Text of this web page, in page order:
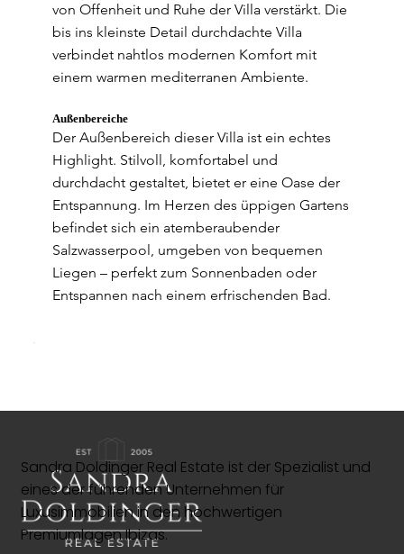
von Offenheit und Ruhe der Villa verstärkt. Die
bis ins kleinste Detail durchdachte Villa
verbindet nahtlos modernen Komfort mit
einem warmen mediterranen Ambiente.
Außenbereiche
Der Außenbereich dieser Villa ist ein echtes
Highlight. Stilvoll, komfortabel und
durchdacht gestaltet, bietet er eine Oase der
Entspannung. Im Herzen des üppigen Gartens
befindet sich ein atemberaubender
Salzwasserpool, umgeben von bequemen
Liegen – perfekt zum Sonnenbaden oder
Entspannen nach einem erfrischenden Bad.
Sandra Doldinger Real Estate ist der Spezialist und
eines der führenden Unternehmen für
Luxusimmobilien in den hochwertigen
Premiumlagen Ibizas.